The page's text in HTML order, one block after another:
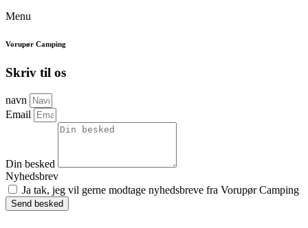
Menu
Vorupør Camping
Skriv til os
navn
Email
Din besked
Nyhedsbrev
Ja tak, jeg vil gerne modtage nyhedsbreve fra Vorupør Camping
Send besked